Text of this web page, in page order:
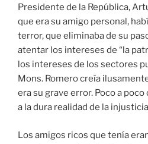
Presidente de la República,
que era su amigo personal,
terror, que eliminaba de su
atentar los intereses de “la
los intereses de los sectores
Mons. Romero creía
era su grave error. Poco a
a la dura realidad de la
Los amigos ricos que tenía